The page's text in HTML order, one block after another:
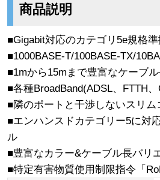
商品説明
■Gigabit対応のカテゴリ5e規格
■1000BASE-T/100BASE-TX/
■1mから15mまで豊富なケーブ
■各種BroadBand(ADSL、FTTH
■隣のポートと干渉しないスリム
■エンハンスドカテゴリー5に対
ル
■豊富なカラー&ケーブル長バリ
■特定有害物質使用制限指令「